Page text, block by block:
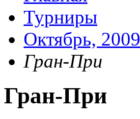
Турниры
Октябрь, 2009
Гран-При
Гран-При